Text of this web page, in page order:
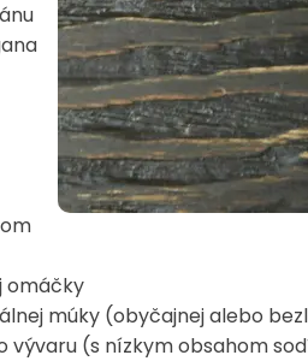
omáčky
múky (obyčajnej alebo
vývaru (s nízkym obsahom